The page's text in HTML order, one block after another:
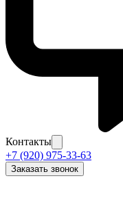
Контакты
+7 (920) 975-33-63
Заказать звонок